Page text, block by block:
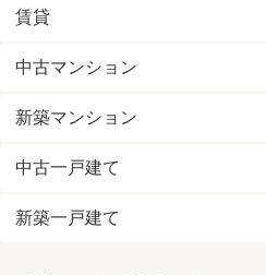
賃貸
中古マンション
新築マンション
中古一戸建て
新築一戸建て